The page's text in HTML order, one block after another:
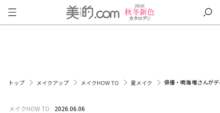
トップ メイクアップ メイクHOW TO 夏メイク 俳優・鳴海 唯さんが
メイクHOW TO 2026.06.06